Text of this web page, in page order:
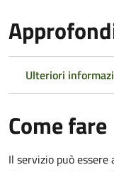
Ulteriori
Come fare
Il servizio può